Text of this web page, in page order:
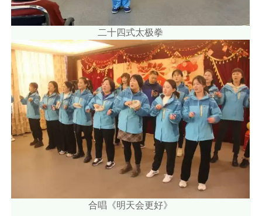
二十四式太极拳
合唱《明天会更好》